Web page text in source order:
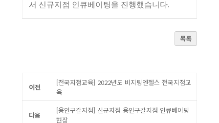
서 신규지점 인큐베이팅을 진행했습니다.
목록
이전
[전국지점교육] 2022년도 비지팅엔젤스 전국지점교
육
다음
[용인구갈지점] 신규지점 용인구갈지점 인큐베이팅
현장